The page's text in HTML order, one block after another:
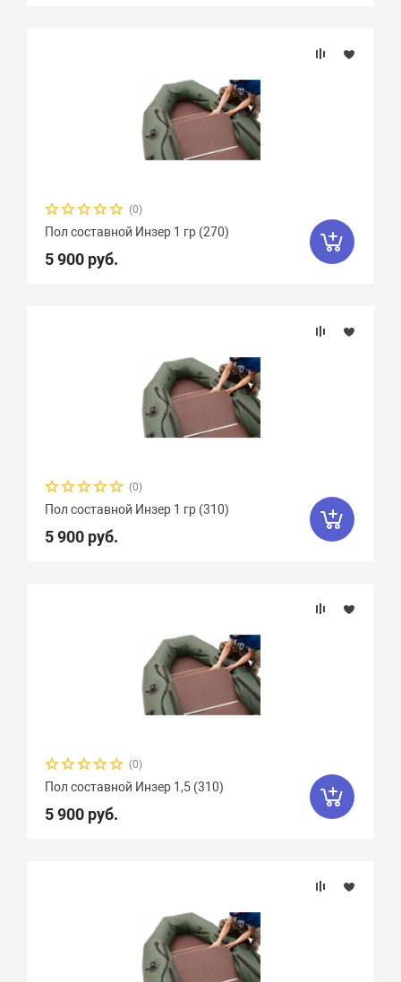
(0)
Пол составной Инзер 1 гр (270)
5 900 руб.
(0)
Пол составной Инзер 1 гр (310)
5 900 руб.
(0)
Пол составной Инзер 1,5 (310)
5 900 руб.